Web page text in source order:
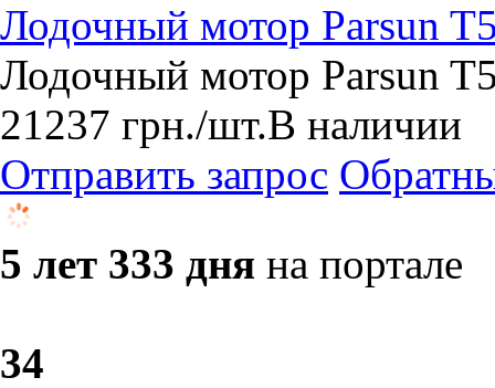
Лодочный мотор Parsun
Лодочный мотор Parsun
21237 грн./шт.В наличии
Отправить запрос
5 лет 333 дня на портале
34